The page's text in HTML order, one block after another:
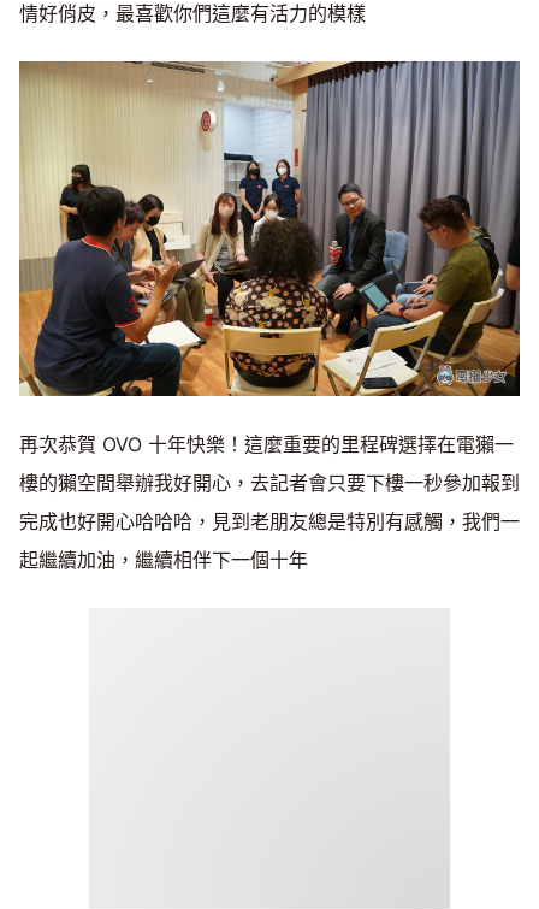
情好俏皮，最喜歡你們這麼有活力的模樣
再次恭賀 OVO 十年快樂！這麼重要的里程碑選擇在電獺一
樓的獺空間舉辦我好開心，去記者會只要下樓一秒參加報到
完成也好開心哈哈哈，見到老朋友總是特別有感觸，我們一
起繼續加油，繼續相伴下一個十年